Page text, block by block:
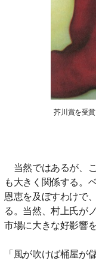
芥川賞を受
当然ではあるが、
も大きく関係する。
恩恵を及ぼすわけで
る。当然、村上氏が
市場に大きな好影響
「風が吹けば桶屋が